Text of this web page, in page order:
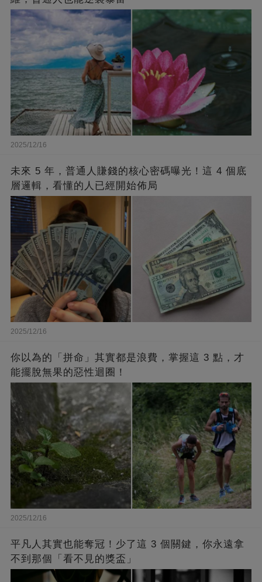
2025/12/16
未來 5 年，普通人賺錢的核心密碼曝光！這 4 個底
層邏輯，看懂的人已經開始佈局
2025/12/16
你以為的「拼命」其實都是浪費，掌握這 3 點，才
能擺脫無果的惡性迴圈！
2025/12/16
平凡人其實也能奪冠！少了這 3 個關鍵，你永遠拿
不到那個「看不見的獎盃」